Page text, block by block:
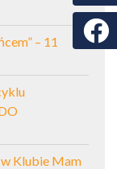
– 11
Klubie Mam